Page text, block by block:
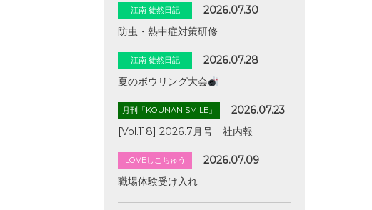
江南 徒然日記
2026.07.30
防虫・熱中症対策研修
江南 徒然日記
2026.07.28
夏のボウリング大会
月刊「KOUNAN SMILE」
2026.07.23
[Vol.118] 2026.7月号 社内報
LOVEしこちゅう
2026.07.09
職場体験受け入れ